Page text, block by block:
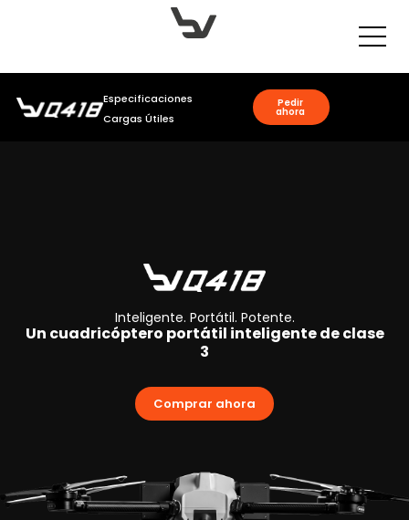
Especificaciones
Cargas Útiles
Pedir
ahora
Inteligente. Portátil. Potente.
Un cuadricóptero portátil inteligente de clase
3
Comprar ahora